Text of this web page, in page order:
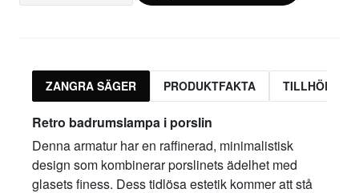
ZANGRA SÄGER PRODUKTFAKTA
Retro badrumslampa i porslin
Denna armatur har en raffinerad, minimalistisk
design som kombinerar porslinets ädelhet med
glasets finess. Dess tidlösa estetik kommer att stå